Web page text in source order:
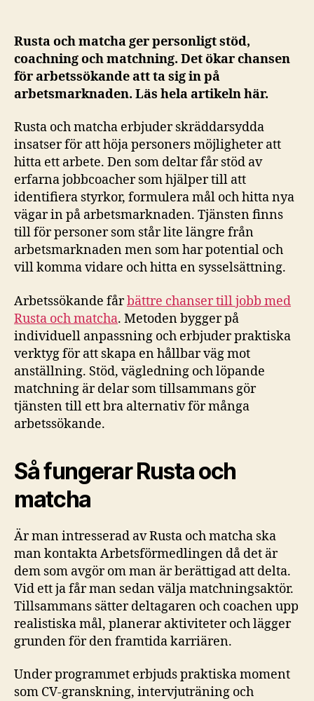
Rusta och matcha ger personligt stöd,
coachning och matchning. Det ökar chansen
för arbetssökande att ta sig in på
arbetsmarknaden. Läs hela artikeln här.
Rusta och matcha erbjuder skräddarsydda
insatser för att höja personers möjligheter att
hitta ett arbete. Den som deltar får stöd av
erfarna jobbcoacher som hjälper till att
identifiera styrkor, formulera mål och hitta nya
vägar in på arbetsmarknaden. Tjänsten finns
till för personer som står lite längre från
arbetsmarknaden men som har potential och
vill komma vidare och hitta en sysselsättning.
Arbetssökande fårbättre chanser till jobb med
Rusta och matcha. Metoden bygger på
individuell anpassning och erbjuder praktiska
verktyg för att skapa en hållbar väg mot
anställning. Stöd, vägledning och löpande
matchning är delar som tillsammans gör
tjänsten till ett bra alternativ för många
arbetssökande.
Så fungerar Rusta och
matcha
Är man intresserad av Rusta och matcha ska
man kontakta Arbetsförmedlingen då det är
dem som avgör om man är berättigad att delta.
Vid ett ja får man sedan välja matchningsaktör.
Tillsammans sätter deltagaren och coachen upp
realistiska mål, planerar aktiviteter och lägger
grunden för den framtida karriären.
Under programmet erbjuds praktiska moment
som CV-granskning, intervjuträning och